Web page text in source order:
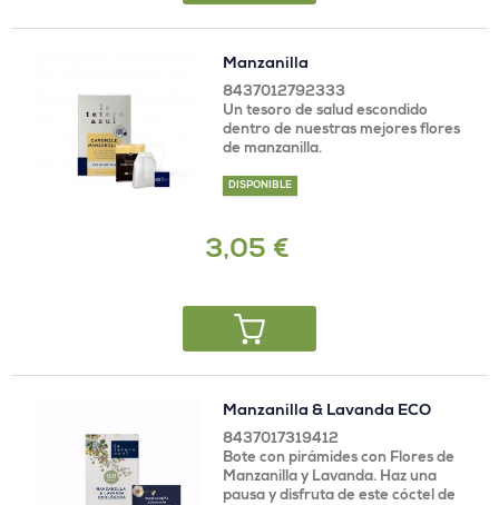
Manzanilla
8437012792333
Un tesoro de salud escondido
dentro de nuestras mejores flores
de manzanilla.
DISPONIBLE
3,05 €
Manzanilla & Lavanda ECO
8437017319412
Bote con pirámides con Flores de
Manzanilla y Lavanda. Haz una
pausa y disfruta de este cóctel de